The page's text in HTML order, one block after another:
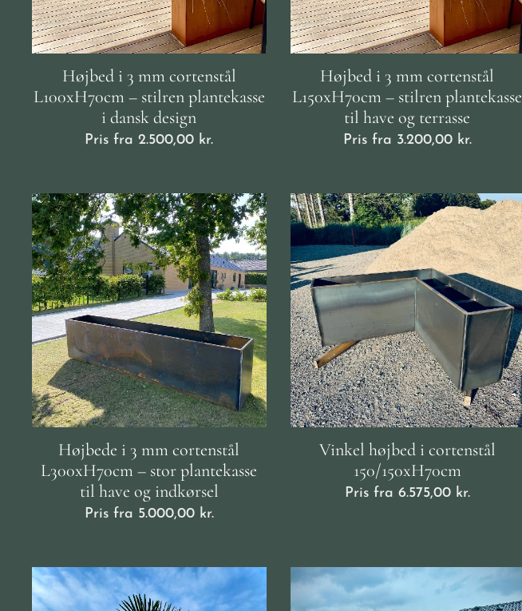
Højbed i 3 mm cortenstål
L100xH70cm – stilren plantekasse
i dansk design
Pris fra2.500,00 kr.
Højbed i 3 mm cortenstål
L150xH70cm – stilren plantekasse
til have og terrasse
Pris fra 3.200,00kr.
Højbede i 3 mm cortenstål
L300xH70cm – stor plantekasse
til have og indkørsel
Pris fra 5.000,00kr.
Vinkel højbed i cortenstål
150/150xH70cm
Pris fra 6.575,00kr.